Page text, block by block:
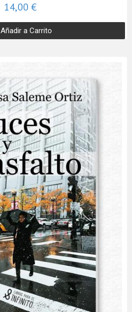
14,00 €
Añadir a Carrito